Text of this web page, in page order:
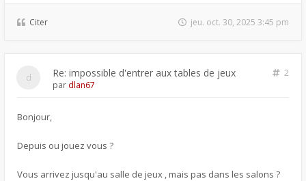
Citer jeu. oct. 30, 2025 3:45 pm
Re: impossible d'entrer aux tables de jeux
2
par dlan67
Bonjour,
Depuis ou jouez vous ?
Vous arrivez jusqu'au salle de jeux , mais pas dans les salons ?